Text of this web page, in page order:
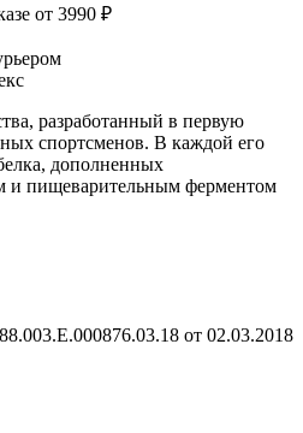
от 3990 ₽
разработанный в первую
спортсменов. В каждой его
дополненных
и пищеварительным ферментом
от 02.03.2018